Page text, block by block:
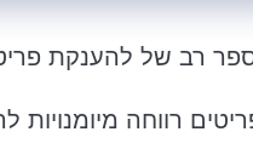
רב של להענקת
רווחה מיומנויות